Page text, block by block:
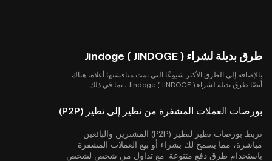
طرق بديلة لشراء Jindoge ( JINDOGE )
بالإضافة إلى الطرق الأكثر شيوعًا التي تمت مناقشتها أعلاه، هناك
أيضًا طرق بديلة لشراء Jindoge ( JINDOGE ) ، بما في ذلك:
بورصات العملات المشفرة من نظير إلى نظير (P2P)
تربط بورصات نظير لنظير (P2P) المشترين والبائعين
مباشرة، مما يسمح لك بشراء أو بيع العملات المشفرة
باستخدام طرق دفع متنوعة. مع تداول من شخص لشخص